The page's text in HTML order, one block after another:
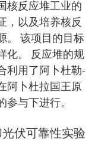
核反应堆工业的
，以及培养核反
。 该项目的目标
化。 反应堆的规
利用了阿卜杜勒-
阿卜杜拉国王原
与下进行。
伏可靠性实验